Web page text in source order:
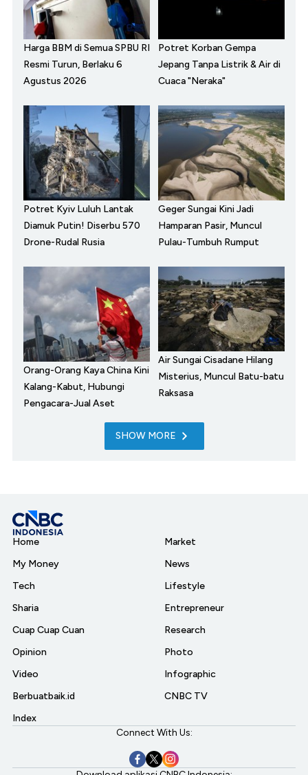
Harga BBM di Semua SPBU RI
Resmi Turun, Berlaku 6
Agustus 2026
Potret Korban Gempa
Jepang Tanpa Listrik & Air di
Cuaca "Neraka"
Potret Kyiv Luluh Lantak
Diamuk Putin! Diserbu 570
Drone-Rudal Rusia
Geger Sungai Kini Jadi
Hamparan Pasir, Muncul
Pulau-Tumbuh Rumput
Orang-Orang Kaya China Kini
Kalang-Kabut, Hubungi
Pengacara-Jual Aset
Air Sungai Cisadane Hilang
Misterius, Muncul Batu-batu
Raksasa
SHOW MORE
Home
My Money
Tech
Sharia
Cuap Cuap Cuan
Opinion
Video
Berbuatbaik.id
Index
Market
News
Lifestyle
Entrepreneur
Research
Photo
Infographic
CNBC TV
Connect With Us: